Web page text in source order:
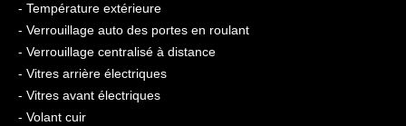
- Température extérieure
- Verrouillage auto des portes en roulant
- Verrouillage centralisé à distance
- Vitres arrière électriques
- Vitres avant électriques
- Volant cuir